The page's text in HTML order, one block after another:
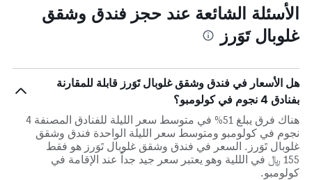
الأسئلة الشائعة عند حجز فندق وشقق
غلوبال تَوَرز
هل الأسعار في فندق وشقق غلوبال تَوَرز قابلة للمقارنة
بفنادق 4 نجوم في كولومبو؟
هناك فرق يبلغ 51% في متوسط ​​سعر الليلة للفنادق المصنفة 4
نجوم في كولومبو ومتوسط ​​سعر الليلة الواحدة فندق وشقق
غلوبال تَوَرز. السعر في فندق وشقق غلوبال تَوَرز هو فقط
155 ﷼ في الللية وهو يعتبر سعر جيد جداً عند الإقامة في
كولومبو.